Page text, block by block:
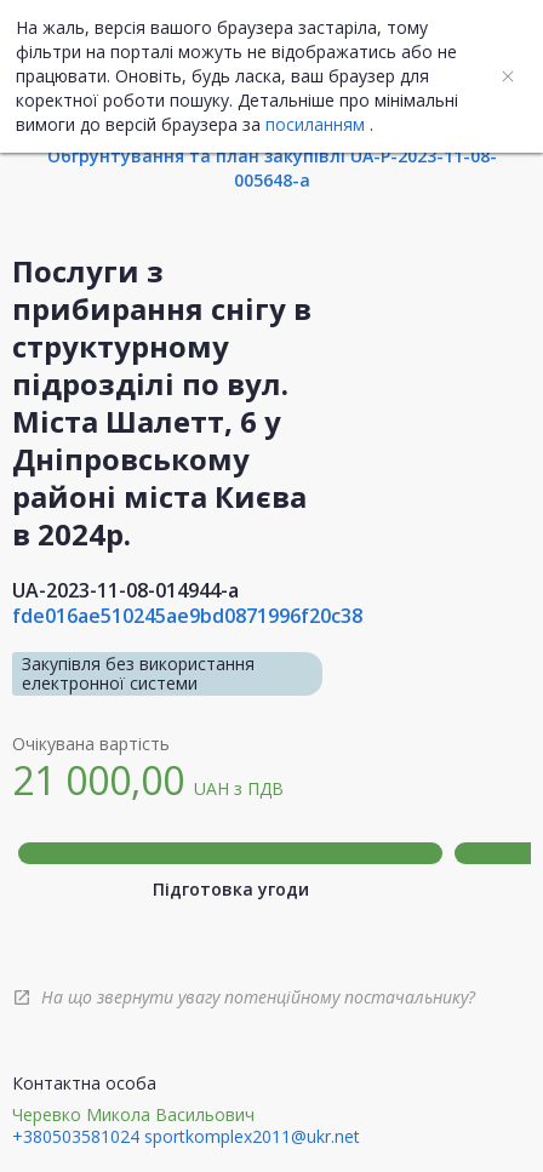
На жаль, версія вашого браузера застаріла, тому
фільтри на порталі можуть не відображатись або не
працювати. Оновіть, будь ласка, ваш браузер для
коректної роботи пошуку. Детальніше про мінімальні
вимоги до версій браузера за посиланням .
UA ENG
Інформація про закупівлю
Обгрунтування та план закупівлі UA-P-2023-11-08-
005648-a
Послуги з
прибирання снігу в
структурному
підрозділі по вул.
Міста Шалетт, 6 у
Дніпровському
районі міста Києва
в 2024р.
UA-2023-11-08-014944-a
fde016ae510245ae9bd0871996f20c38
Закупівля без використання
електронної системи
Очікувана вартість
21 000,00 UAH з ПДВ
Підготовка угоди
open_in_new На що звернути увагу потенційному постачальнику?
Контактна особа
Черевко Микола Васильович
+380503581024 sportkomplex2011@ukr.net